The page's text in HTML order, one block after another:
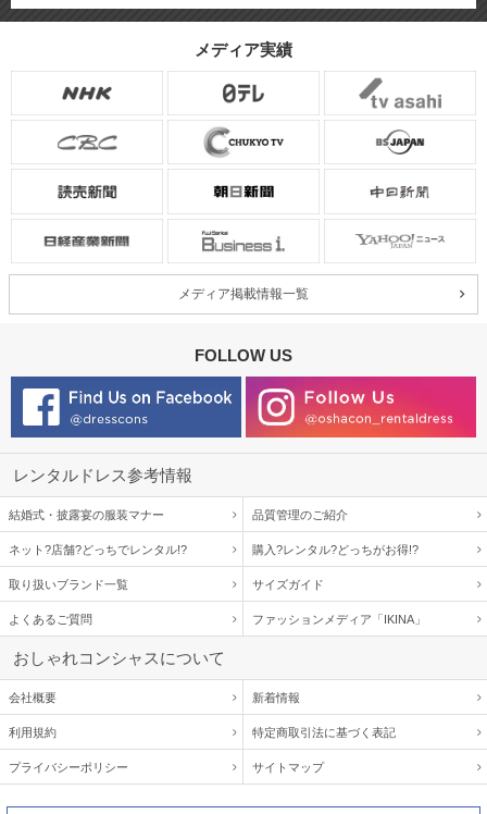
メディア実績
メディア掲載情報一覧
FOLLOW US
レンタルドレス参考情報
結婚式・披露宴の服装マナー 品質管理のご紹介
ネット?店舗?どっちでレンタル!? 購入?レンタル?どっちがお得!?
取り扱いブランド一覧 サイズガイド
よくあるご質問 ファッションメディア「IKINA」
おしゃれコンシャスについて
会社概要 新着情報
利用規約 特定商取引法に基づく表記
プライバシーポリシー サイトマップ